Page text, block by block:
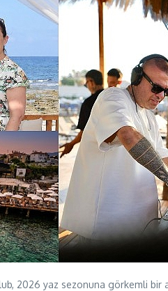
2026 yaz sezonuna görkemli bir